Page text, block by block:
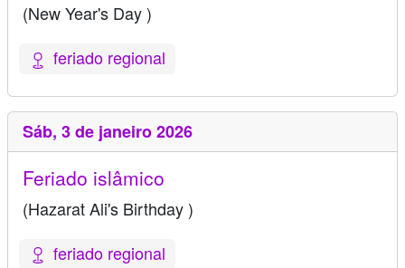
(New Year's Day )
feriado regional
Sáb, 3 de janeiro 2026
Feriado islâmico
(Hazarat Ali's Birthday )
feriado regional